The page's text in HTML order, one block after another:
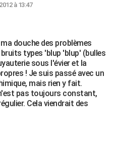
à 13:47
douche des problèmes
types 'blup 'blup' (bulles
sous l'évier et la
! Je suis passé avec un
mais rien y fait.
pas toujours constant,
Cela viendrait des